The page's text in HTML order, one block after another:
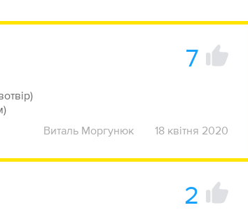
7
Виталь Моргунюк 18 квітня 2020
2